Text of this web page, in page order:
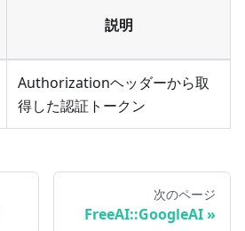
説明
Authorizationヘッダーから取
得した認証トークン
次のページ
FreeAI::GoogleAI